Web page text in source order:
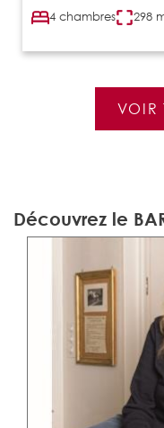
4 chambres 298
VOIR
Découvrez le